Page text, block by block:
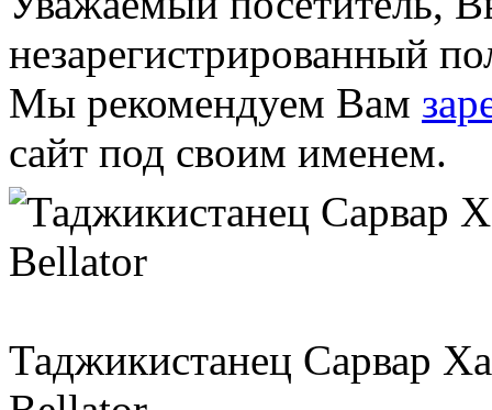
незарегистрированный
Мы рекомендуем Вам
сайт под своим именем.
Таджикистанец Сарвар